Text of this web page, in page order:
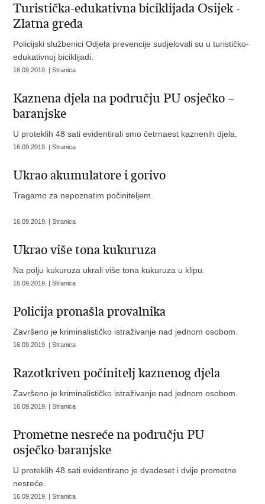
Turistička-edukativna biciklijada Osijek -
Zlatna greda
Policijski službenici Odjela prevencije sudjelovali su u turističko-
edukativnoj biciklijadi.
16.09.2019. | Stranica
Kaznena djela na području PU osječko –
baranjske
U proteklih 48 sati evidentirali smo četrnaest kaznenih djela.
16.09.2019. | Stranica
Ukrao akumulatore i gorivo
Tragamo za nepoznatim počiniteljem.
16.09.2019. | Stranica
Ukrao više tona kukuruza
Na polju kukuruza ukrali više tona kukuruza u klipu.
16.09.2019. | Stranica
Policija pronašla provalnika
Završeno je kriminalističko istraživanje nad jednom osobom.
16.09.2019. | Stranica
Razotkriven počinitelj kaznenog djela
Završeno je kriminalističko istraživanje nad jednom osobom.
16.09.2019. | Stranica
Prometne nesreće na području PU
osječko-baranjske
U proteklih 48 sati evidentirano je dvadeset i dvije prometne
nesreće.
16.09.2019. | Stranica